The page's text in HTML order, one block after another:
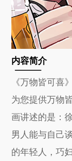
内容简介
《万物皆可喜
为您提供万物
画讲述的是：
男人能与自己
的年轻人，巧